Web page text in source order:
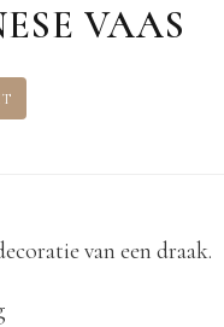
VAAS
van een draak.